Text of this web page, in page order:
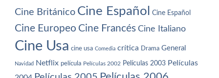
Cine Británico Cine Español Cine Español
Cine Europeo Cine Francés Cine Italiano
Cine Usa cine usa Comedia crítica Drama General
Navidad Netflix película Películas 2002 Películas 2003 Películas